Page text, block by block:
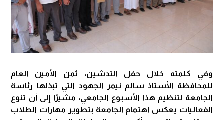
وفي كلمته خلال حفل التدشين، ثمن الأمين العام
للمحافظة الأستاذ سالم نيمر الجهود التي تبذلها رئاسة
الجامعة لتنظيم هذا الأسبوع الجامعي، مشيرًا إلى أن تنوع
الفعاليات يعكس اهتمام الجامعة بتطوير مهارات الطلاب